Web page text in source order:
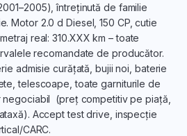
întreținută de familie
Motor 2.0 d Diesel, 150 CP, cutie
real: 310.XXX km – toate
recomandate de producător.
admisie curățată, bujii noi, baterie
telescoape, toate garniturile de
(preț competitiv pe piață,
Accept test drive, inspecție
CARC.